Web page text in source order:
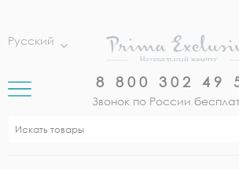
Русский
8 800 302 49
Звонок по России